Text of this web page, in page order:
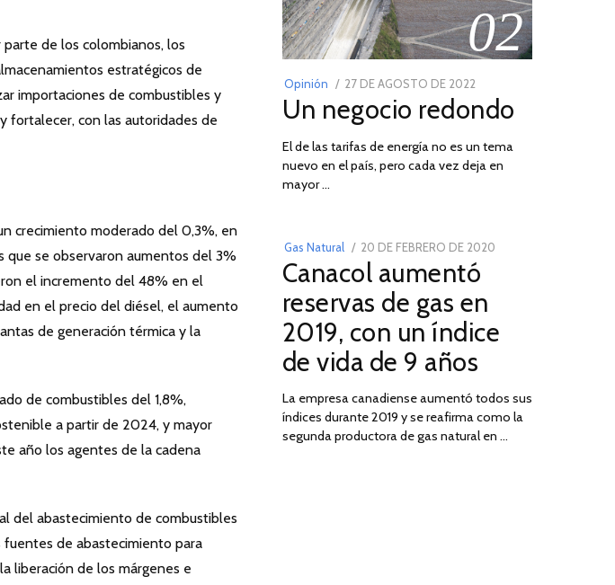
de los colombianos, los
estratégicos de
importaciones de combustibles y
fortalecer, con las autoridades de
crecimiento moderado del 0,3%, en
que se observaron aumentos del 3%
el incremento del 48% en el
en el precio del diésel, el aumento
de generación térmica y la
de combustibles del 1,8%,
a partir de 2024, y mayor
año los agentes de la cadena
del abastecimiento de combustibles
de abastecimiento para
liberación de los márgenes e
02
Opinión
POSTED
ON
27 DE AGOSTO DE 202230
DE
DE
2022
Un negocio redondo
El de las tarifas de energía no es un tema
nuevo en el país, pero cada vez deja en
mayor …
03
Gas Natural
POSTED
ON
20 DE FEBRERO DE 2020
2025
Canacol aumentó
reservas de gas en
2019, con un índice
de vida de 9 años
La empresa canadiense aumentó todos sus
índices durante 2019 y se reafirma como la
segunda productora de gas natural en …